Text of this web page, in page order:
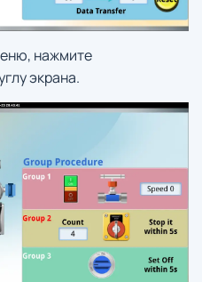
нажмите
экрана.